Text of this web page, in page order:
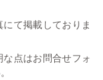
て掲載しておりま
点はお問合せフォ